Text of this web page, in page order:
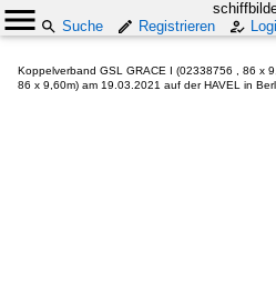
Suche
Registrieren
Koppelverband GSL GRACE I (02338756 , 86 x
86 x 9,60m) am 19.03.2021 auf der HAVEL in